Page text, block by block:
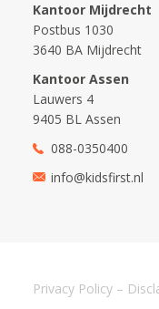
Kantoor Mijdrecht
Postbus 1030
3640 BA Mijdrecht
Kantoor Assen
Lauwers 4
9405 BL Assen
088-0350400
info@kidsfirst.nl
Privacy Policy –